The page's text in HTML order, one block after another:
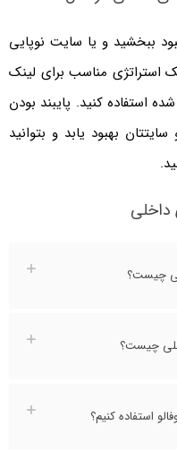
ببخشید و یا سایت نوپایی
استراتژی مناسب برای لینک
استفاده کنید. پایبند بودن
بهبود یابد و بتوانید
چیست؟
چیست؟
استفاده کنیم؟